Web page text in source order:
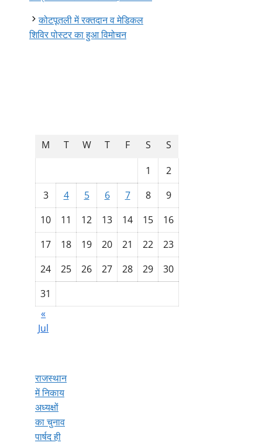
कोटपूतली में रक्तदान व मेडिकल
शिविर पोस्टर का हुआ विमोचन
M T W T F S
S
1
2
3
4 5 6 7 8
9
10
11 12 13 14 15
16
17
18 19 20 21 22
23
24
25 26 27 28 29
30
31
«
Jul
राजस्थान
में निकाय
अध्यक्षों
का चुनाव
पार्षद ही